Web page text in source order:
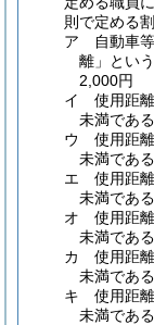
則で定める
ア
自動車
離」とい
2,000円
イ
使用距
未満であ
ウ
使用距
未満であ
エ
使用距
未満であ
オ
使用距
未満であ
カ
使用距
未満であ
キ
使用距
未満であ